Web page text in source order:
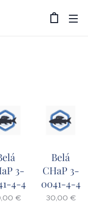
3-
4-4
€
Belá
CHaP 3-
0041-4-4
30,00 €